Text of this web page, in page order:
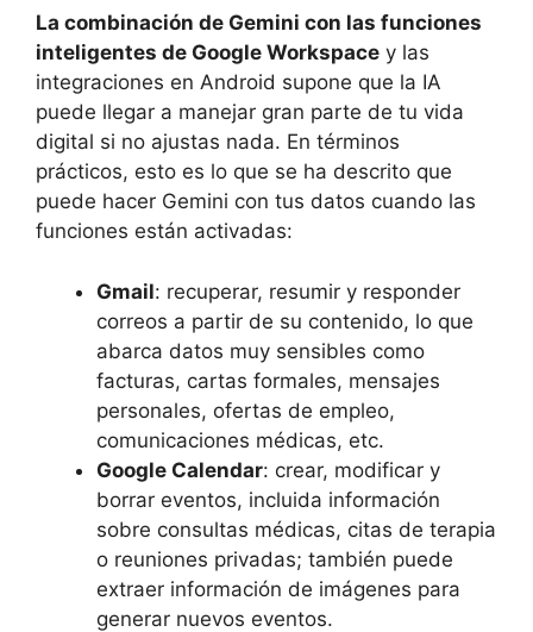
La combinación de Gemini con las funciones
inteligentes de Google Workspace y las
integraciones en Android supone que la IA
puede llegar a manejar gran parte de tu vida
digital si no ajustas nada. En términos
prácticos, esto es lo que se ha descrito que
puede hacer Gemini con tus datos cuando las
funciones están activadas:
Gmail: recuperar, resumir y responder
correos a partir de su contenido, lo que
abarca datos muy sensibles como
facturas, cartas formales, mensajes
personales, ofertas de empleo,
comunicaciones médicas, etc.
Google Calendar: crear, modificar y
borrar eventos, incluida información
sobre consultas médicas, citas de terapia
o reuniones privadas; también puede
extraer información de imágenes para
generar nuevos eventos.